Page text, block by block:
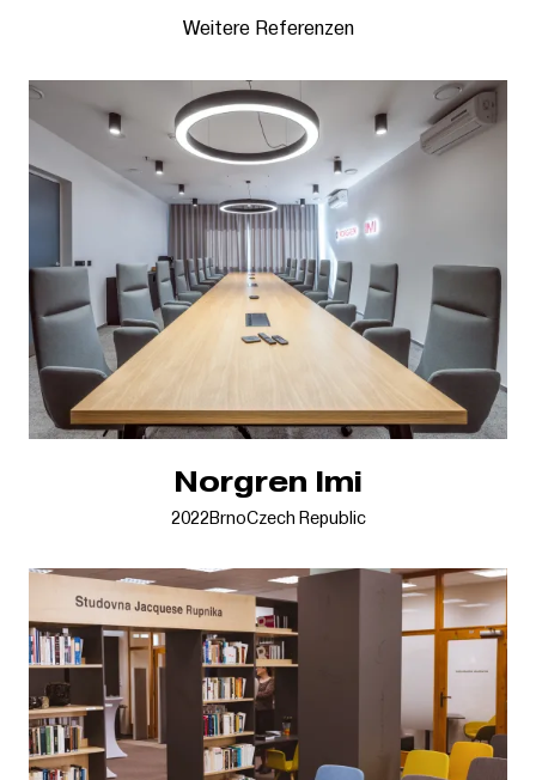
Weitere Referenzen
Norgren Imi
2022BrnoCzech Republic